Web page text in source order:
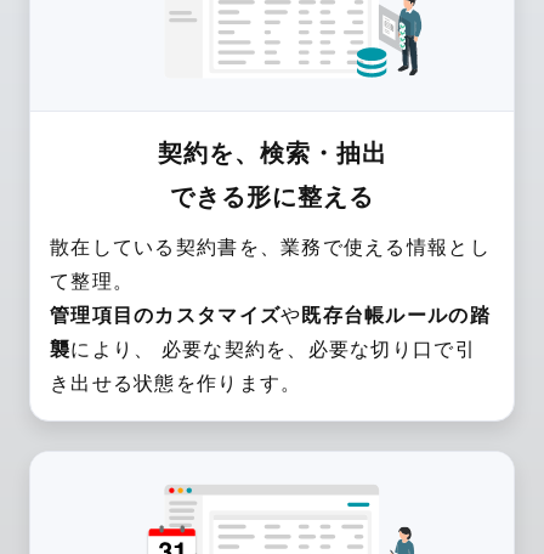
契約を、検索・抽出
できる形に整える
散在している契約書を、業務で使える情報とし
て整理。
管理項目のカスタマイズや 既存台帳ルールの踏
襲により、 必要な契約を、必要な切り口で引
き出せる状態を作ります。